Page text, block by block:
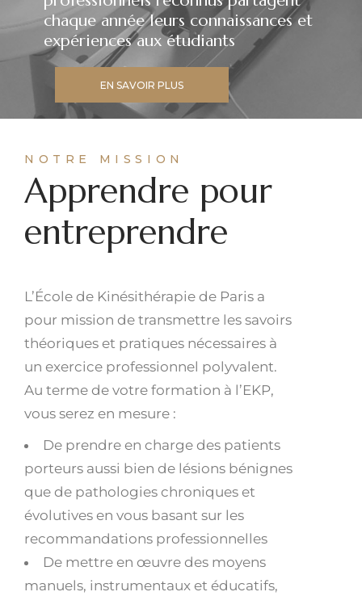
chaque année leurs connaissances et
expériences aux étudiants
EN SAVOIR PLUS
NOTRE MISSION
Apprendre pour
entreprendre
L’École de Kinésithérapie de Paris a
pour mission de transmettre les savoirs
théoriques et pratiques nécessaires à
un exercice professionnel polyvalent.
Au terme de votre formation à l’EKP,
vous serez en mesure :
De prendre en charge des patients
porteurs aussi bien de lésions bénignes
que de pathologies chroniques et
évolutives en vous basant sur les
recommandations professionnelles
De mettre en œuvre des moyens
manuels, instrumentaux et éducatifs,